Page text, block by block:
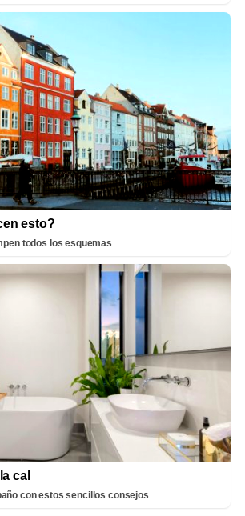
esto?
todos los esquemas
cal
con estos sencillos consejos